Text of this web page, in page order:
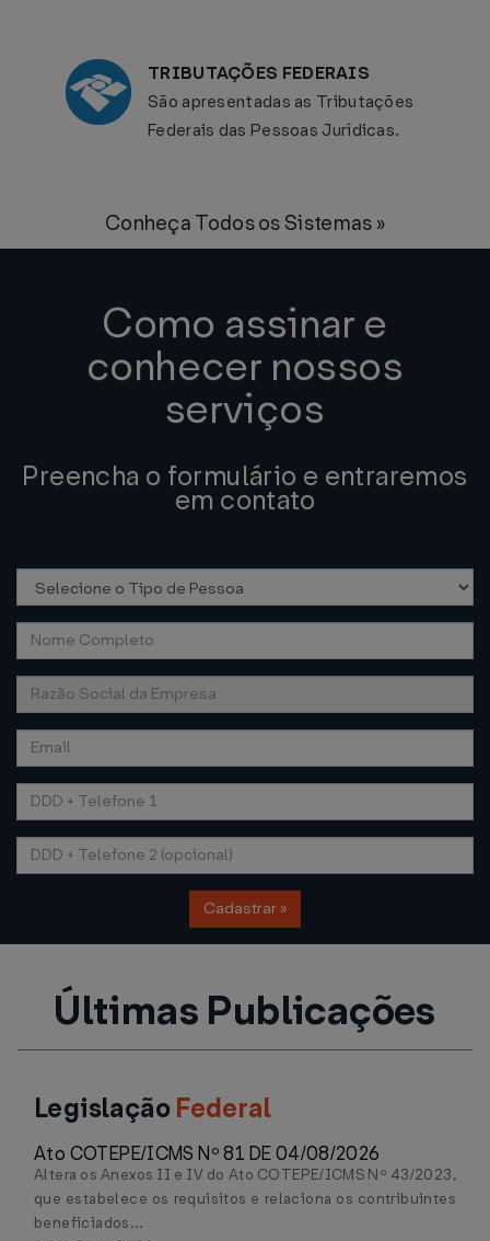
TRIBUTAÇÕES FEDERAIS
São apresentadas as Tributações
Federais das Pessoas Jurídicas.
Conheça Todos os Sistemas »
Como assinar e
conhecer nossos
serviços
Preencha o formulário e entraremos
em contato
Cadastrar »
Últimas Publicações
LegislaçãoFederal
Ato COTEPE/ICMS Nº 81 DE 04/08/2026
Altera os Anexos II e IV do Ato COTEPE/ICMS Nº 43/2023,
que estabelece os requisitos e relaciona os contribuintes
beneficiados...